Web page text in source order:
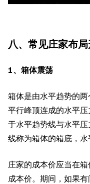
八、常见庄家布
1、箱体震荡
箱体是由水平趋势的
平行峰顶连成的水平
于水平趋势线与水平
线称为箱体的箱底，水
庄家的成本价应当在
成本价。期间，如果